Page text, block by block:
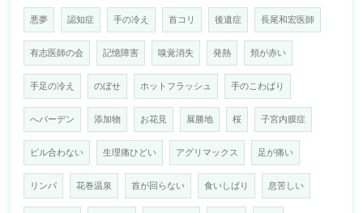
悪夢 認知症 手の冷え 首コリ 後遺症 長尾和宏医師
有志医師の会 記憶障害 嗅覚消失 発熱 頬が赤い
手足の冷え のぼせ ホットフラッシュ 手のこわばり
へバーデン 添加物 お花見 展勝地 桜 子宮内膜症
ピル合わない 生理痛ひどい アグリマックス 足が痛い
リンパ 花巻温泉 首が回らない 食いしばり 息苦しい